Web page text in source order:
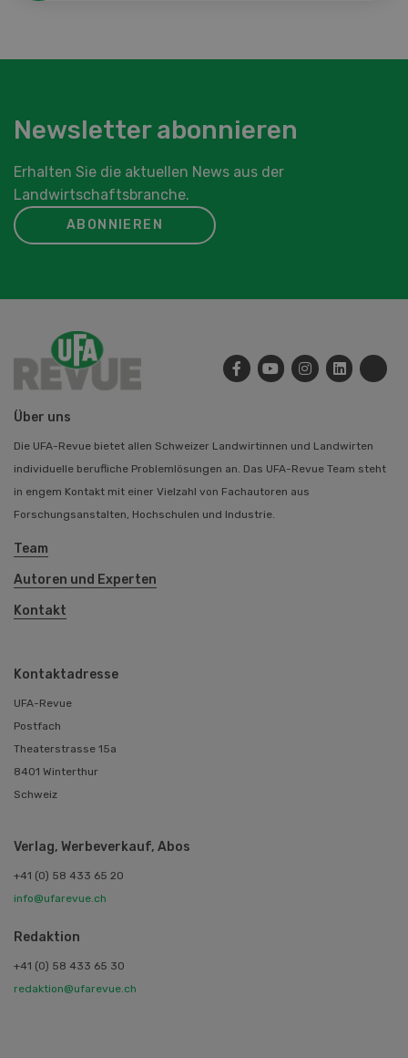
Newsletter abonnieren
Erhalten Sie die aktuellen News aus der
Landwirtschaftsbranche.
ABONNIEREN
Über uns
Die UFA-Revue bietet allen Schweizer Landwirtinnen und Landwirten
individuelle berufliche Problemlösungen an. Das UFA-Revue Team steht
in engem Kontakt mit einer Vielzahl von Fachautoren aus
Forschungsanstalten, Hochschulen und Industrie.
Team
Autoren und Experten
Kontakt
Kontaktadresse
UFA-Revue
Postfach
Theaterstrasse 15a
8401 Winterthur
Schweiz
Verlag, Werbeverkauf, Abos
+41 (0) 58 433 65 20
info@ufarevue.ch
Redaktion
+41 (0) 58 433 65 30
redaktion@ufarevue.ch